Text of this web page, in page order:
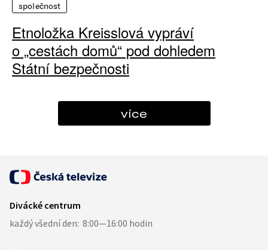
společnost
Etnoložka Kreisslová vypráví
o „cestách domů“ pod dohledem
Státní bezpečnosti
více